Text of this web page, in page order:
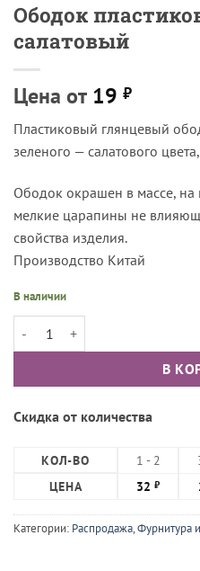
Ободок
салатовый
Цена от 19 ₽
Пластиковый глянцевый
зеленого — салатового
Ободок окрашен в массе,
мелкие царапины не
свойства изделия.
Производство Китай
В наличии
Количество товара Ободок
В
Скидка от количества
КОЛ-ВО 1 - 2
ЦЕНА
32 ₽
Категории: Распродажа,Фурнитура